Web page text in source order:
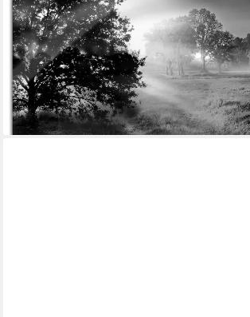
PIXXPRINT
Glasbild schöne Lichtung im Wald, schöne
St), Glasbild aus Echtglas, inkl. Aufhängungen
Abstandshalter
ab 67,95 € UVP 77,95 €
-13%
lieferbar - in 3-4 Werktagen bei dir